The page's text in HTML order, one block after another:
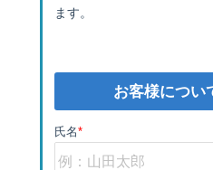
ます。
お客様につい
氏名*